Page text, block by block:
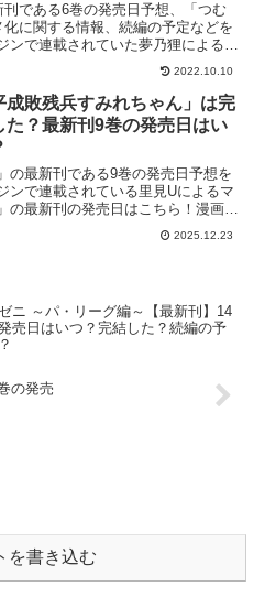
である6巻の発売日予想、「つむ
に関する情報、続編の予定などを
ンで連載されていた夢乃狸によるマ
の最新刊の発売日はこち...2022.10.10
成敗残兵すみれちゃん」は完
た？最新刊9巻の発売日はい
の最新刊である9巻の発売日予想を
ンで連載されている里見Uによるマ
の最新刊の発売日はこちら！漫画
発売日はいつ？コミック「...2025.12.23
ニ ～パ・リーグ編～【最新刊】14
売日はいつ？完結した？続編の予
の発売
を書き込む